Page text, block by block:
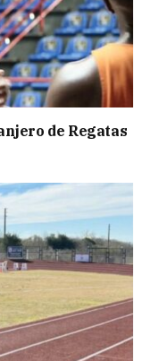
de Regatas